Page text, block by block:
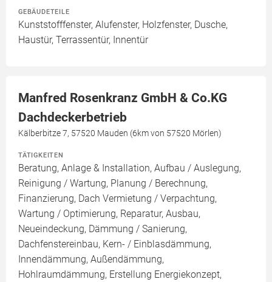
GEBÄUDETEILE
Kunststofffenster, Alufenster, Holzfenster, Dusche,
Haustür, Terrassentür, Innentür
Manfred Rosenkranz GmbH & Co.KG
Dachdeckerbetrieb
Kälberbitze 7, 57520 Mauden (6km von 57520 Mörlen)
TÄTIGKEITEN
Beratung, Anlage & Installation, Aufbau / Auslegung,
Reinigung / Wartung, Planung / Berechnung,
Finanzierung, Dach Vermietung / Verpachtung,
Wartung / Optimierung, Reparatur, Ausbau,
Neueindeckung, Dämmung / Sanierung,
Dachfenstereinbau, Kern- / Einblasdämmung,
Innendämmung, Außendämmung,
Hohlraumdämmung, Erstellung Energiekonzept,